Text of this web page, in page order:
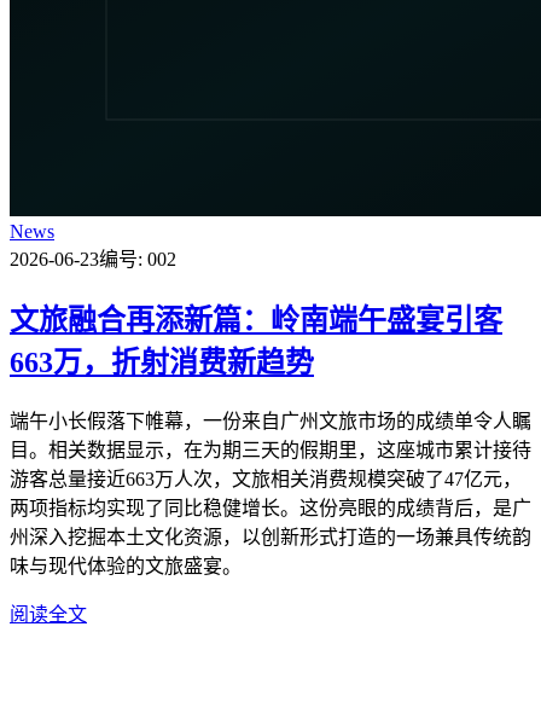
News
2026-06-23编号: 002
文旅融合再添新篇：岭南端午盛宴引客
663万，折射消费新趋势
端午小长假落下帷幕，一份来自广州文旅市场的成绩单令人瞩
目。相关数据显示，在为期三天的假期里，这座城市累计接待
游客总量接近663万人次，文旅相关消费规模突破了47亿元，
两项指标均实现了同比稳健增长。这份亮眼的成绩背后，是广
州深入挖掘本土文化资源，以创新形式打造的一场兼具传统韵
味与现代体验的文旅盛宴。
阅读全文